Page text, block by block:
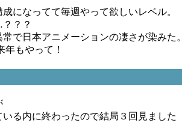
になってて毎週やって欲しいレベル。
？？
で日本アニメーションの凄さが染みた。
もやって！
る内に終わったので結局３回見ました